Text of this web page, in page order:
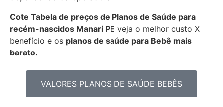
Cote Tabela de preços de Planos de Saúde para
recém-nascidos Manari PE veja o melhor custo X
benefício e os planos de saúde para Bebê mais
barato.
VALORES PLANOS DE SAÚDE BEBÊS